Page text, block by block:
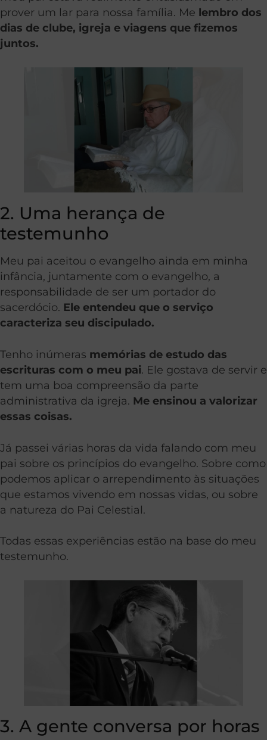
prover um lar para nossa família. Me lembro dos
dias de clube, igreja e viagens que fizemos
juntos.
2. Uma herança de
testemunho
Meu pai aceitou o evangelho ainda em minha
infância, juntamente com o evangelho, a
responsabilidade de ser um portador do
sacerdócio. Ele entendeu que o serviço
caracteriza seu discipulado.
Tenho inúmeras memórias de estudo das
escrituras com o meu pai. Ele gostava de servir e
tem uma boa compreensão da parte
administrativa da igreja. Me ensinou a valorizar
essas coisas.
Já passei várias horas da vida falando com meu
pai sobre os princípios do evangelho. Sobre como
podemos aplicar o arrependimento às situações
que estamos vivendo em nossas vidas, ou sobre
a natureza do Pai Celestial.
Todas essas experiências estão na base do meu
testemunho.
3. A gente conversa por horas